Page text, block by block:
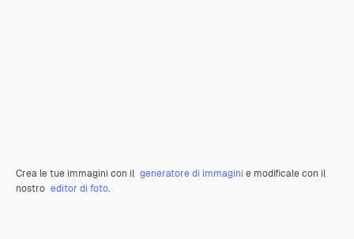
Crea le tue immagini con il generatore di immagini e modificale con il
nostro editor di foto.